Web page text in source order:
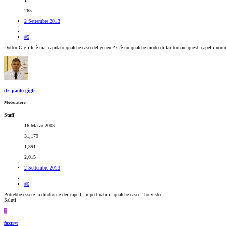
265
2 Settembre 2013
#5
Dottor Gigli le è mai capitato qualche caso del genere? C'è un qualche modo di far tornare questi capelli
dr_paolo gigli
Moderatore
Staff
16 Marzo 2003
31,179
1,391
2,015
2 Settembre 2013
#6
Potrebbe essere la dindrome dei capelli impettinabili, qualche caso l' ho visto
Saluti
F
foxtr•t